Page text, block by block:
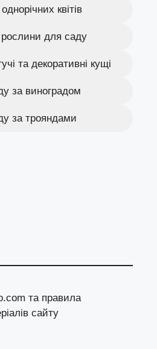
квітів
рослини для саду
та декоративні кущі
за виноградом
за трояндами
та правила
сайту